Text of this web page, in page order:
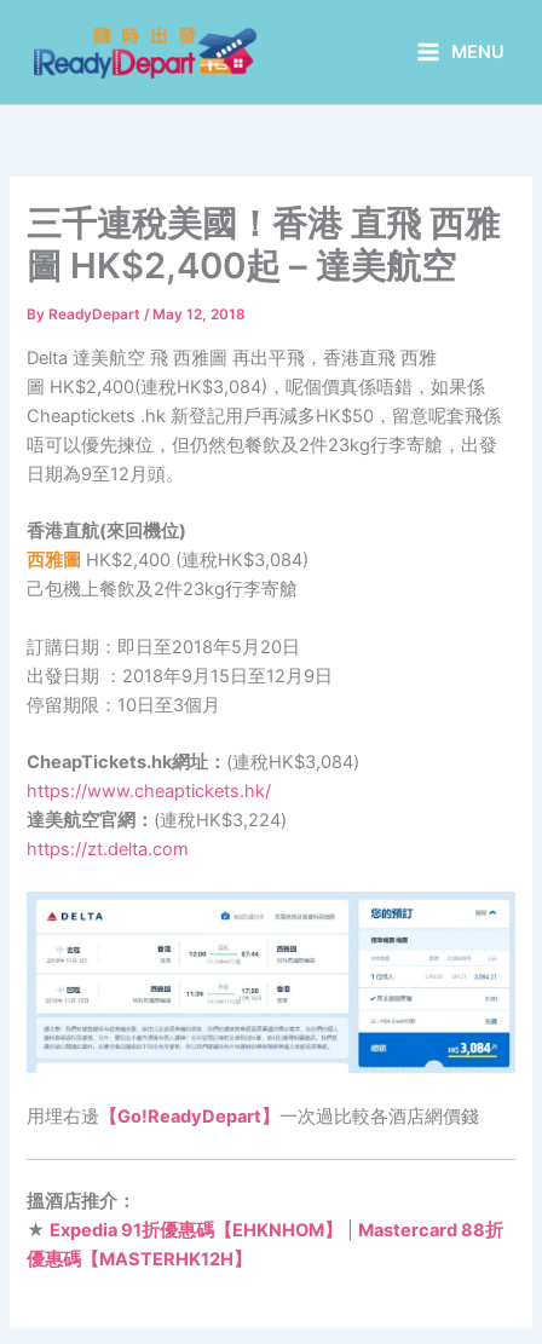
content
MENU
三千連稅美國！香港 直飛 西雅
圖 HK$2,400起 – 達美航空
By ReadyDepart/ May 12, 2018
Delta 達美航空 飛 西雅圖 再出平飛，香港直飛 西雅
圖 HK$2,400(連稅HK$3,084)，呢個價真係唔錯，如果係
Cheaptickets .hk 新登記用戶再減多HK$50，留意呢套飛係
唔可以優先揀位，但仍然包餐飲及2件23kg行李寄艙，出發
日期為9至12月頭。
香港直航(來回機位)
西雅圖 HK$2,400 (連稅HK$3,084)
己包機上餐飲及2件23kg行李寄艙
訂購日期：即日至2018年5月20日
出發日期 ：2018年9月15日至12月9日
停留期限：10日至3個月
CheapTickets.hk網址： (連稅HK$3,084)
https://www.cheaptickets.hk/
達美航空官網： (連稅HK$3,224)
https://zt.delta.com
用埋右邊 【Go!ReadyDepart】一次過比較各酒店網價錢
搵酒店推介：
★ Expedia 91折優惠碼【EHKNHOM】
Mastercard 88折
優惠碼【MASTERHK12H】